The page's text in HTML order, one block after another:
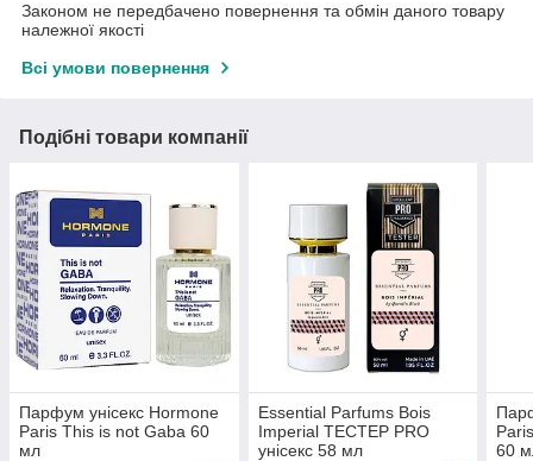
Законом не передбачено повернення та обмін даного товару
належної якості
Всі умови повернення
Подібні товари компанії
Парфум унісекс Hormone
Paris This is not Gaba 60
мл
Essential Parfums Bois
Imperial ТЕСТЕР PRO
унісекс 58 мл
60